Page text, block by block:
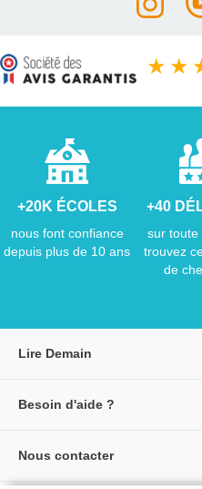
★ ★
+20K ÉCOLES
nous font confiance
depuis plus de 10 ans
+40
sur toute
trouvez
de
Lire Demain
Créer un compte
Besoin d'aide ?
Nous contacter